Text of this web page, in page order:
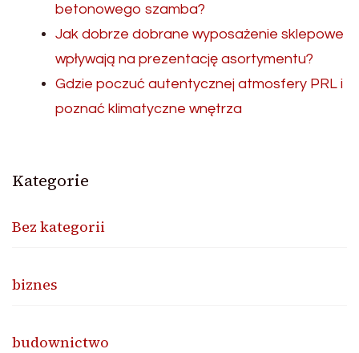
betonowego szamba?
Jak dobrze dobrane wyposażenie sklepowe
wpływają na prezentację asortymentu?
Gdzie poczuć autentycznej atmosfery PRL i
poznać klimatyczne wnętrza
Kategorie
Bez kategorii
biznes
budownictwo